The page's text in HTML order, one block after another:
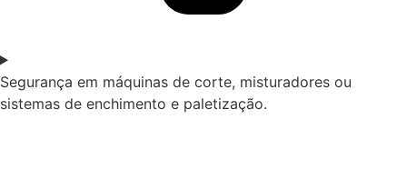
Segurança em máquinas de corte, misturadores ou
sistemas de enchimento e paletização.